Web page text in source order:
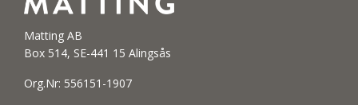
Matting AB
Box 514, SE-441 15 Alingsås
Org.Nr: 556151-1907